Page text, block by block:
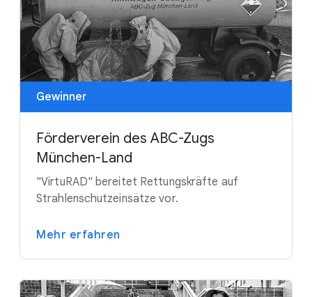
Gewinner
Förderverein des ABC-Zugs
München-Land
"VirtuRAD" bereitet Rettungskräfte auf
Strahlenschutzeinsätze vor.
Mehr erfahren